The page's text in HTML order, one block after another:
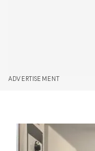
ADVERTISEMENT